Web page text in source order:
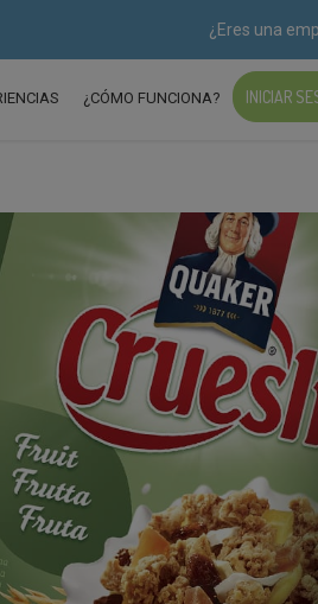
¿Eres una
¿CÓMO FUNCIONA? INICIAR